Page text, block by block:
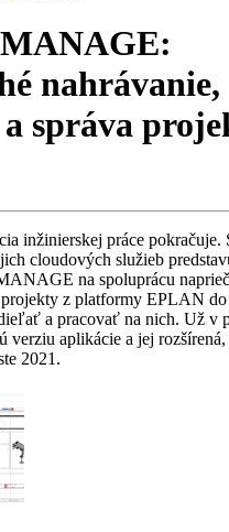
nahrávanie,
správa
inžinierskej práce pokračuje.
cloudových služieb
na spoluprácu
z platformy EPLAN
a pracovať na nich. Už v
verziu aplikácie a jej rozšírená,
2021.